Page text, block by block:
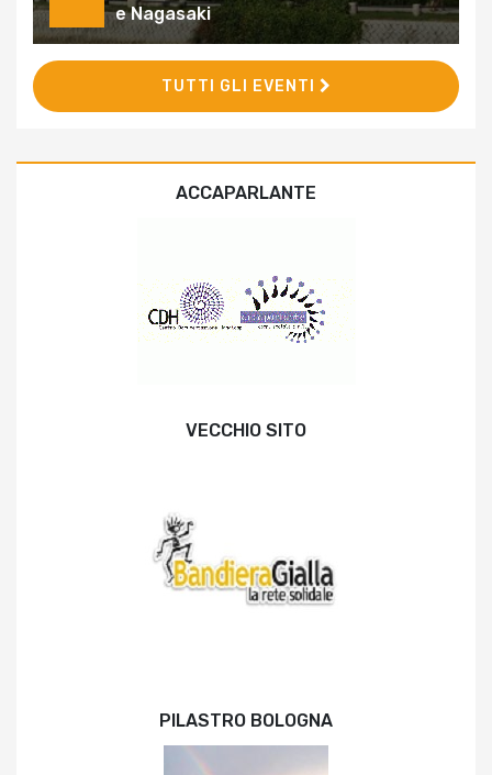
e Nagasaki
TUTTI GLI EVENTI
ACCAPARLANTE
VECCHIO SITO
PILASTRO BOLOGNA